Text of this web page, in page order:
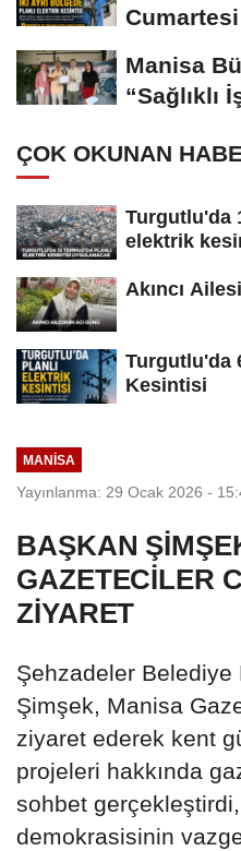
Manisa
“Sağlıklı
ÇOK OKUNAN
Turgutlu'da
elektrik
Akıncı
Turgutlu'da
Kesintisi
MANİSA
Yayınlanma: 29 Ocak 2026 -
BAŞKAN
GAZETECİLER
ZİYARET
Şehzadeler Belediye
Şimşek, Manisa
ziyaret ederek kent
projeleri hakkında
sohbet
demokrasisinin